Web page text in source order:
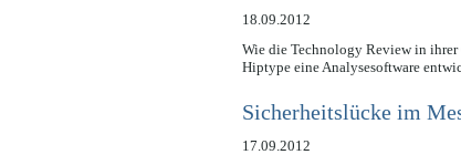
18.09.2012
Wie die Technology Review in ihrer
Hiptype eine Analysesoftware
Sicherheitslücke im
17.09.2012